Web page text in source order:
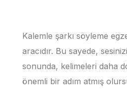
Kalemle şarkı söyleme
aracıdır. Bu sayede,
sonunda, kelimeleri daha
önemli bir adım atmış